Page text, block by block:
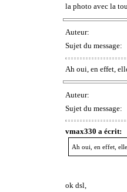
la photo avec la
Auteur:
Sujet du message:
Ah oui, en effet,
Auteur:
Sujet du message:
vmax330 a écrit:
Ah oui, en effet,
ok dsl,